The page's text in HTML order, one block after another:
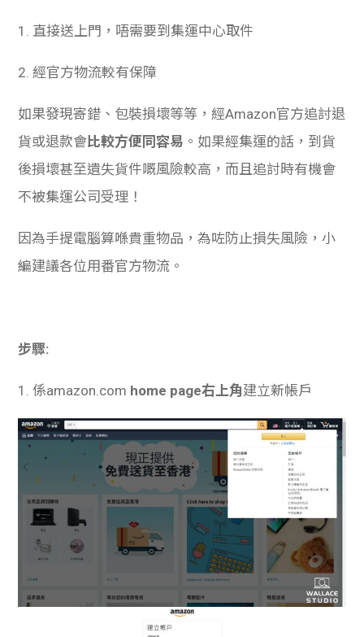
1. 直接送上門，唔需要到集運中心取件
2. 經官方物流較有保障
如果發現寄錯、包裝損壞等等，經Amazon官方追討退
貨或退款會比較方便同容易 。如果經集運的話，到貨
後損壞甚至遺失貨件嘅風險較高，而且追討時有機會
不被集運公司受理！
因為手提電腦算喺貴重物品，為咗防止損失風險，小
編建議各位用番官方物流。
步驟:
1. 係amazon.com home page右上角建立新帳戶